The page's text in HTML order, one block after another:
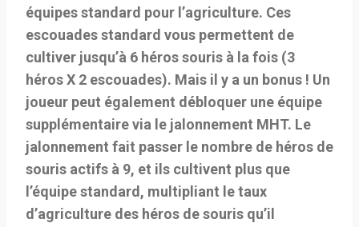
équipes standard pour l’agriculture. Ces
escouades standard vous permettent de
cultiver jusqu’à 6 héros souris à la fois (3
héros X 2 escouades). Mais il y a un bonus ! Un
joueur peut également débloquer une équipe
supplémentaire via le jalonnement MHT. Le
jalonnement fait passer le nombre de héros de
souris actifs à 9, et ils cultivent plus que
l’équipe standard, multipliant le taux
d’agriculture des héros de souris qu’il